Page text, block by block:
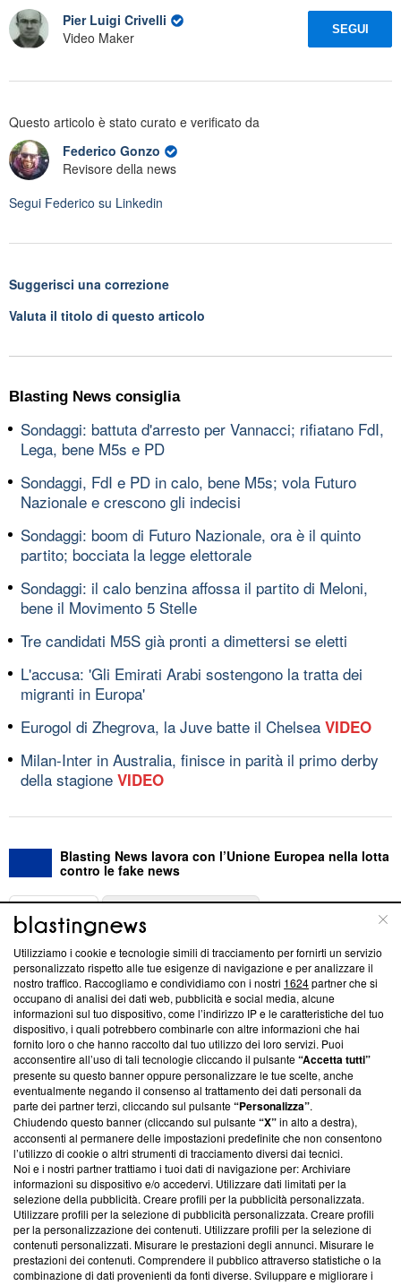
Pier Luigi Crivelli
Video Maker
SEGUI
Questo articolo è stato curato e verificato da
Federico Gonzo
Revisore della news
Segui Federico su Linkedin
Suggerisci una correzione
Valuta il titolo di questo articolo
Blasting News consiglia
Sondaggi: battuta d'arresto per Vannacci; rifiatano FdI,
Lega, bene M5s e PD
Sondaggi, FdI e PD in calo, bene M5s; vola Futuro
Nazionale e crescono gli indecisi
Sondaggi: boom di Futuro Nazionale, ora è il quinto
partito; bocciata la legge elettorale
Sondaggi: il calo benzina affossa il partito di Meloni,
bene il Movimento 5 Stelle
Tre candidati M5S già pronti a dimettersi se eletti
L'accusa: 'Gli Emirati Arabi sostengono la tratta dei
migranti in Europa'
Eurogol di Zhegrova, la Juve batte il Chelsea VIDEO
Milan-Inter in Australia, finisce in parità il primo derby
della stagione VIDEO
Blasting News lavora con l’Unione Europea nella lotta
contro le fake news
ABOUT
Questa sezione offre informazioni trasparenti su Blasting
News, sui nostri processi editoriali e su come ci impegniamo a
creare news di qualità. Inoltre, afferma la nostra aderenza a
‘Trust Project - News with Integrity’Blasting News non è
ancora membro del programma, ma ha richiesto di farne
parte; Trust Project non ha ancora effettuato una verifica di
conformità agli standard.
Su di noi
Team editoriale
Corporate
Redazione
Informativa Privacy
Cookie Policy
Utilizziamo i cookie e tecnologie simili di tracciamento per fornirti un servizio
personalizzato rispetto alle tue esigenze di navigazione e per analizzare il
nostro traffico. Raccogliamo e condividiamo con i nostri 1624partner che si
occupano di analisi dei dati web, pubblicità e social media, alcune
informazioni sul tuo dispositivo, come l’indirizzo IP e le caratteristiche del tuo
dispositivo, i quali potrebbero combinarle con altre informazioni che hai
fornito loro o che hanno raccolto dal tuo utilizzo dei loro servizi. Puoi
acconsentire all’uso di tali tecnologie cliccando il pulsante“Accetta tutti”
presente su questo banner oppure personalizzare le tue scelte, anche
eventualmente negando il consenso al trattamento dei dati personali da
parte dei partner terzi, cliccando sul pulsante“Personalizza”.
Chiudendo questo banner (cliccando sul pulsante“X”in alto a destra),
acconsenti al permanere delle impostazioni predefinite che non consentono
l’utilizzo di cookie o altri strumenti di tracciamento diversi dai tecnici.
Noi e i nostri partner trattiamo i tuoi dati di navigazione per: Archiviare
informazioni su dispositivo e/o accedervi. Utilizzare dati limitati per la
selezione della pubblicità. Creare profili per la pubblicità personalizzata.
Utilizzare profili per la selezione di pubblicità personalizzata. Creare profili
per la personalizzazione dei contenuti. Utilizzare profili per la selezione di
contenuti personalizzati. Misurare le prestazioni degli annunci. Misurare le
prestazioni dei contenuti. Comprendere il pubblico attraverso statistiche o la
combinazione di dati provenienti da fonti diverse. Sviluppare e migliorare i